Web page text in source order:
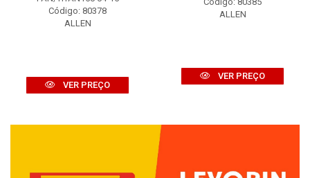
Código: 80378
ALLEN
VER PREÇO
ALLEN
VER PREÇO